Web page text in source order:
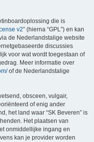
die is
v2” (hierna “GPL”) en kan
de Nederlandstalige website
discussies
voor wat wordt toegestaan of
Meer informatie over
of de Nederlandstalige
obsceen, vulgair,
of enig ander
het land waar “SK Beveren” is
Het plaatsen van
onmiddellijke ingang en
kan je provider worden